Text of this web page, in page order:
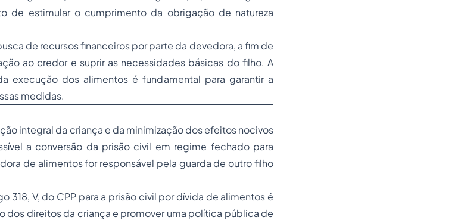
de estimular o cumprimento da obrigação de natureza
de recursos financeiros por parte da devedora, a fim de
ao credor e suprir as necessidades básicas do filho. A
execução dos alimentos é fundamental para garantir a
medidas.
integral da criança e da minimização dos efeitos nocivos
a conversão da prisão civil em regime fechado para
de alimentos for responsável pela guarda de outro filho
318, V, do CPP para a prisão civil por dívida de alimentos é
dos direitos da criança e promover uma política pública de